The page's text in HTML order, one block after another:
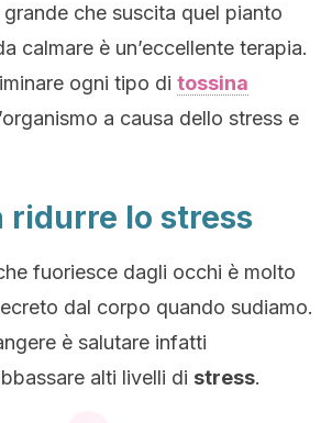
che suscita quel pianto
calmare è un’eccellente terapia.
ogni tipo di tossina
a causa dello stress e
ridurre lo stress
fuoriesce dagli occhi è molto
dal corpo quando sudiamo.
è salutare infatti
alti livelli di stress.